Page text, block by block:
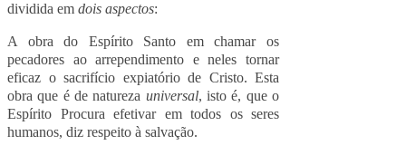
dividida em dois aspectos:
A obra do Espírito Santo em chamar os
pecadores ao arrependimento e neles tornar
eficaz o sacrifício expiatório de Cristo. Esta
obra que é de natureza universal, isto é, que o
Espírito Procura efetivar em todos os seres
humanos, diz respeito à salvação.